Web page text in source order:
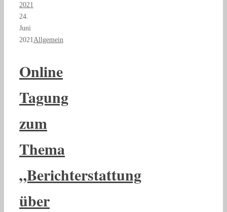
2021
24.
Juni
2021 Allgemein
Online
Tagung
zum
Thema
„Berichterstattung
über